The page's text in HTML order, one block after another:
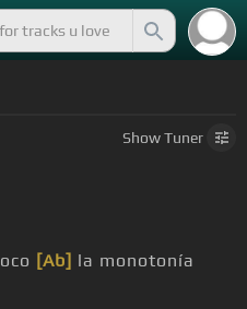
ShowTuner
[Ab] la monotonía